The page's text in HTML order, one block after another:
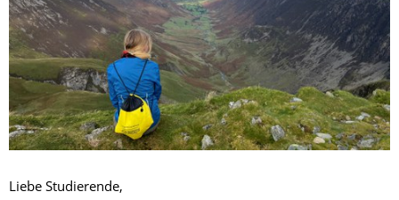
Liebe Studierende,